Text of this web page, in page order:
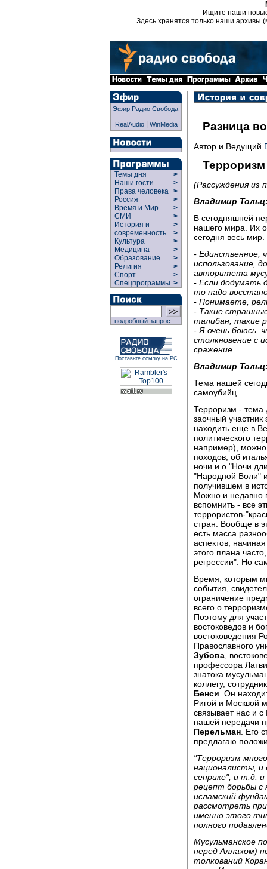
Ищите наши
Здесь хранятся только наши архивы
Эфир Радио Свобода
RealAudio| WinMedia
Темы дня
>
Наши гости
>
Права человека >
Россия
>
Время и Мир
>
СМИ
>
История и
современность
>
>
Культура
>
Медицина
>
Образование
>
Религия
>
Спорт
>
Спецпрограммы >
подробный запрос
Поставьте ссылку на РС
Разница
Автор и Ведущий
(Рассуждения из
Владимир
В сегодняшней
нашего мира. Их
сегодня весь мир.
- Единственное,
использование,
авторитета
- Если додумать
то надо
- Понимаете,
- Такие
талибан, такие
- Я очень боюсь,
столкновение с
сражение...
Владимир
Тема нашей
самоубийц.
Терроризм - тема
заочный
находить еще в
политического
например), можно
походов, об
ночи и о "Ночи
"Народной Воли"
получившем в
Можно и недавно
вспомнить - все
террористов-
стран. Вообще в
есть масса
аспектов,
этого плана
регрессии". Но
Время, которым
события,
ограничение
всего о
Поэтому для
востоковедов и
востоковедения
Православного
Зубова ,
профессора
знатока
коллегу,
Бенси . Он
Ригой и Москвой
связывает нас и
нашей передачи
Перельман . Его
предлагаю
"Терроризм
националисты, и
сенрике", и т.д.
рецепт борьбы с
исламский
рассмотреть
именно этого
полного
Мусульманское
перед Аллахом)
толкований